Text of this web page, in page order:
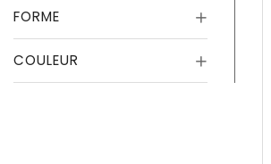
FORME
COULEUR